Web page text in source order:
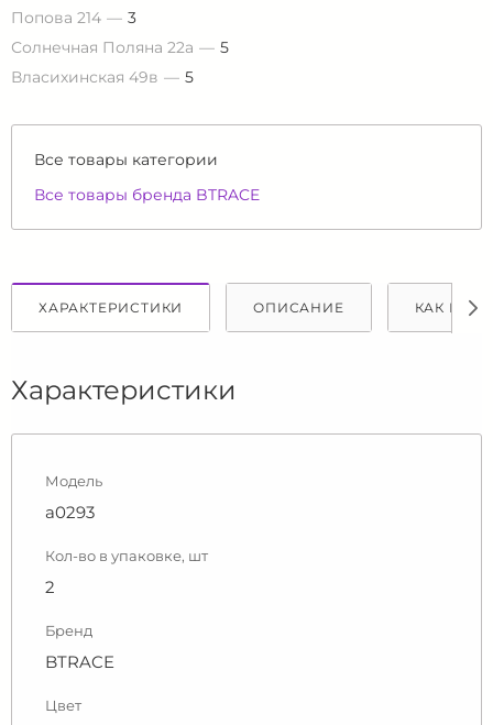
Попова 214
3
Солнечная Поляна 22а
5
Власихинская 49в
5
Все товары категории
Все товары бренда BTRACE
ХАРАКТЕРИСТИКИ ОПИСАНИЕ КАК
Характеристики
Модель
a0293
Кол-во в упаковке, шт
2
Бренд
BTRACE
Цвет